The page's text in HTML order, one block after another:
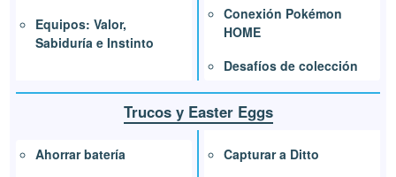
Equipos: Valor,
Sabiduría e Instinto
Conexión Pokémon
HOME
Desafíos de colección
Trucos y Easter Eggs
Ahorrar batería
Capturar a Ditto